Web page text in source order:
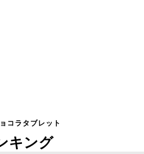
コラタブレット
キング